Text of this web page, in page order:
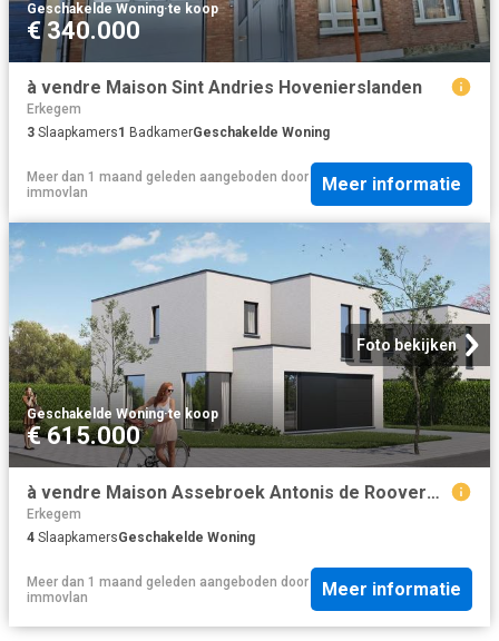
Geschakelde Woning·te koop
€ 340.000
à vendre Maison Sint Andries Hovenierslanden
Erkegem
3 Slaapkamers1 BadkamerGeschakelde Woning
Meer dan 1 maand geleden aangeboden door
immovlan
Meer informatie
Foto bekijken
Geschakelde Woning·te koop
€ 615.000
à vendre Maison Assebroek Antonis de Rooverestraat
Erkegem
4 SlaapkamersGeschakelde Woning
Meer dan 1 maand geleden aangeboden door
immovlan
Meer informatie